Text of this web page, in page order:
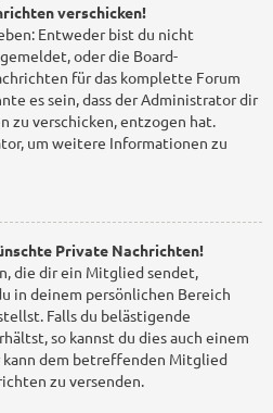
verschicken!
Entweder bist du nicht
oder die Board-
für das komplette Forum
es sein, dass der Administrator dir
zu verschicken, entzogen hat.
um weitere Informationen zu
Private Nachrichten!
die dir ein Mitglied sendet,
in deinem persönlichen Bereich
Falls du belästigende
so kannst du dies auch einem
dem betreffenden Mitglied
zu versenden.